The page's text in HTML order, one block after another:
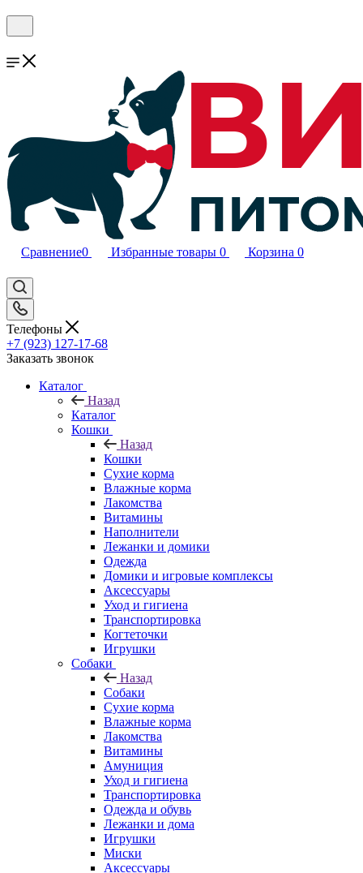
Сравнение0 Избранные товары 0 Корзина 0
Телефоны
+7 (923) 127-17-68
Заказать звонок
Каталог
Назад
Каталог
Кошки
Назад
Кошки
Сухие корма
Влажные корма
Лакомства
Витамины
Наполнители
Лежанки и домики
Одежда
Домики и игровые комплексы
Аксессуары
Уход и гигиена
Транспортировка
Когтеточки
Игрушки
Собаки
Назад
Собаки
Сухие корма
Влажные корма
Лакомства
Витамины
Амуниция
Уход и гигиена
Транспортировка
Одежда и обувь
Лежанки и дома
Игрушки
Миски
Аксессуары